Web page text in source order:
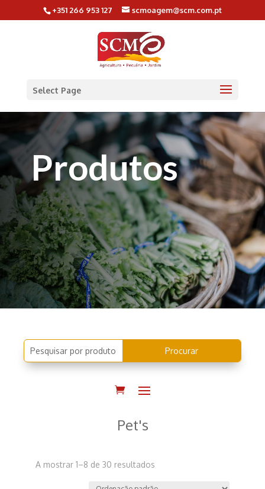
+351 266 953 127 scmoagem@scm.com.pt
Select Page
Produtos
Pet's
A mostrar 1–8 de 30 resultados